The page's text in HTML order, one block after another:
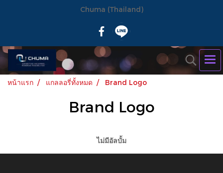
Chuma (Thailand)
หน้าแรก แกลลอรี่ทั้งหมด Brand Logo
Brand Logo
ไม่มีอัลบั้ม